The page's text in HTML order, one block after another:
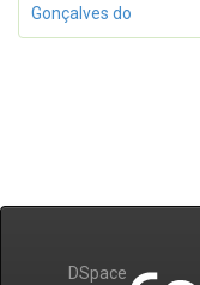
Gonçalves do
DSpace